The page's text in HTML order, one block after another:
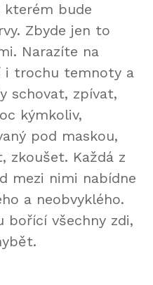
bude
Zbyde jen to
Narazíte na
i trochu temnoty a
schovat, zpívat,
kýmkoliv,
pod maskou,
zkoušet. Každá z
mezi nimi nabídne
a neobvyklého.
bořící všechny zdi,